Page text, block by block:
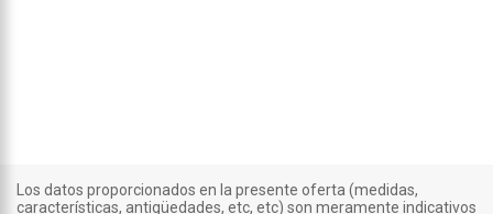
Los datos proporcionados en la presente oferta (medidas,
características, antigüedades, etc, etc) son meramente indicativos